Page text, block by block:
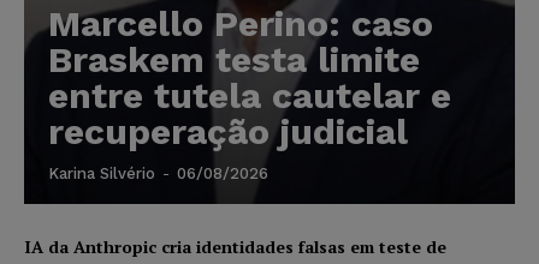
Marcello Perino: caso
Braskem testa limite
entre tutela cautelar e
recuperação judicial
Karina Silvério - 06/08/2026
IA da Anthropic cria identidades falsas em teste de